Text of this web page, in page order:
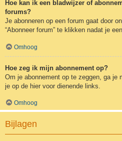
Hoe kan ik een bladwijzer of
forums?
Je abonneren op een forum gaat door
“Abonneer forum” te klikken nadat je
Omhoog
Hoe zeg ik mijn abonnement op?
Om je abonnement op te zeggen, ga je
je op de hier voor dienende links.
Omhoog
Bijlagen